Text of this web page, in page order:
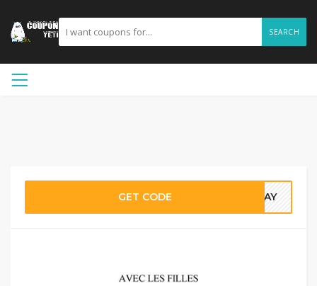
SEARCH
GET CODE IDAY